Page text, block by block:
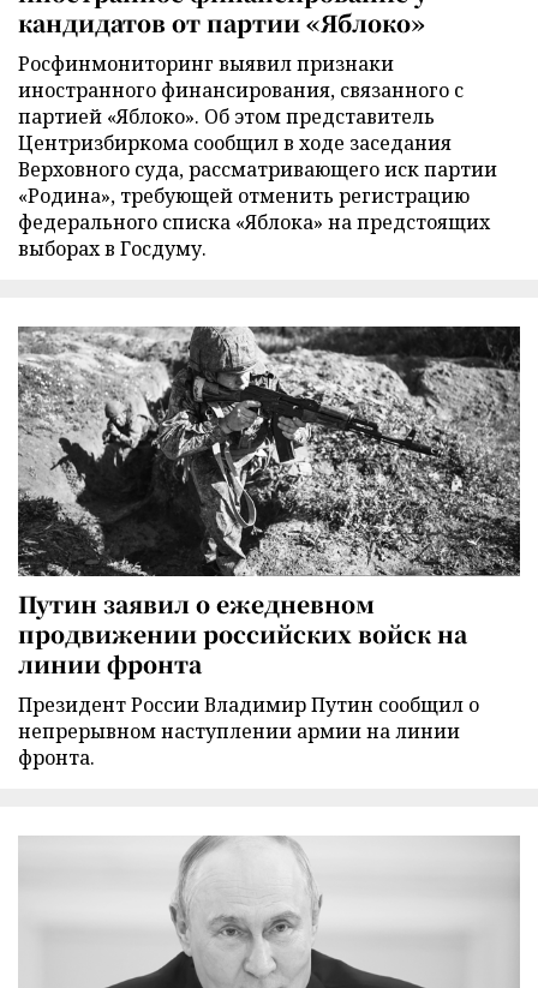
кандидатов от партии «Яблоко»
Росфинмониторинг выявил признаки
иностранного финансирования, связанного с
партией «Яблоко». Об этом представитель
Центризбиркома сообщил в ходе заседания
Верховного суда, рассматривающего иск партии
«Родина», требующей отменить регистрацию
федерального списка «Яблока» на предстоящих
выборах в Госдуму.
Путин заявил о ежедневном
продвижении российских войск на
линии фронта
Президент России Владимир Путин сообщил о
непрерывном наступлении армии на линии
фронта.